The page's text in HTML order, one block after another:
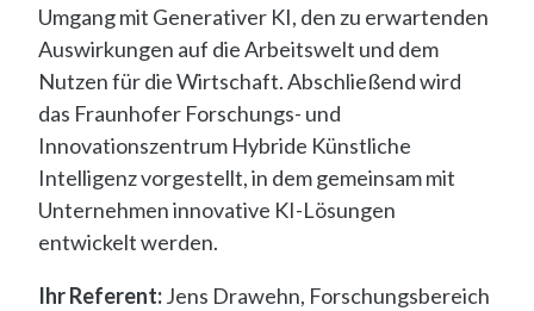
Umgang mit Generativer KI, den zu erwartenden
Auswirkungen auf die Arbeitswelt und dem
Nutzen für die Wirtschaft. Abschließend wird
das Fraunhofer Forschungs- und
Innovationszentrum Hybride Künstliche
Intelligenz vorgestellt, in dem gemeinsam mit
Unternehmen innovative KI-Lösungen
entwickelt werden.
Ihr Referent:Jens Drawehn, Forschungsbereich